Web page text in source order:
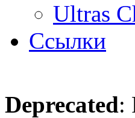
Ultras
Ссылки
Deprecated: